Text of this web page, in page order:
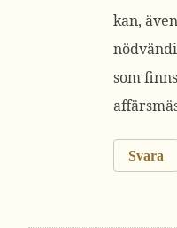
kan,
som
Svara